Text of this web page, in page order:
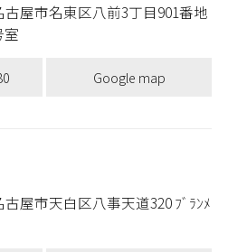
古屋市名東区八前3丁目901番地
室
Google map
古屋市天白区八事天道320 ﾌﾞﾗﾝﾒ